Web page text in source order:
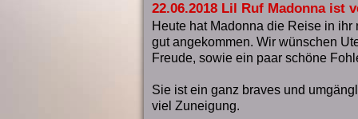
22.06.2018 Lil Ruf Madonna ist
Heute hat Madonna die Reise in
gut angekommen. Wir wünschen
Freude, sowie ein paar schöne
Sie ist ein ganz braves und
viel Zuneigung.